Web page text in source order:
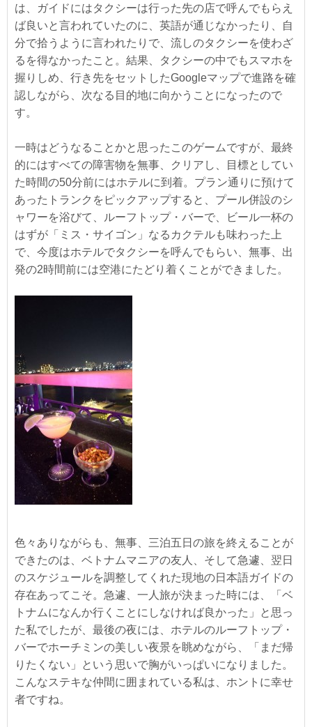
は、ガイドにはタクシーは行った先の店で呼んでもらえ
ば良いと言われていたのに、英語が通じなかったり、自
分で拾うように言われたりで、流しのタクシーを使わざ
るを得なかったこと。結果、タクシーの中でもスマホを
握りしめ、行き先をセットしたGoogleマップで進路を確
認しながら、次なる目的地に向かうことになったので
す。
一時はどうなることかと思ったこのゲームですが、最終
的にはすべての障害物を無事、クリアし、目標としてい
た時間の50分前にはホテルに到着。プラン通りに預けて
あったトランクをピックアップすると、プール併設のシ
ャワーを浴びて、ルーフトップ・バーで、ビール一杯の
はずが「ミス・サイゴン」なるカクテルも味わった上
で、今度はホテルでタクシーを呼んでもらい、無事、出
発の2時間前には空港にたどり着くことができました。
色々ありながらも、無事、三泊五日の旅を終えることが
できたのは、ベトナムマニアの友人、そして急遽、翌日
のスケジュールを調整してくれた現地の日本語ガイドの
存在あってこそ。急遽、一人旅が決まった時には、「ベ
トナムになんか行くことにしなければ良かった」と思っ
た私でしたが、最後の夜には、ホテルのルーフトップ・
バーでホーチミンの美しい夜景を眺めながら、「まだ帰
りたくない」という思いで胸がいっぱいになりました。
こんなステキな仲間に囲まれている私は、ホントに幸せ
者ですね。